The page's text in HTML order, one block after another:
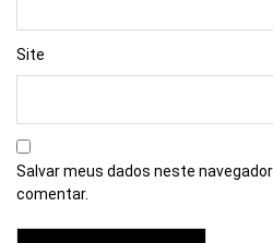
Site
Salvar meus dados neste
comentar.